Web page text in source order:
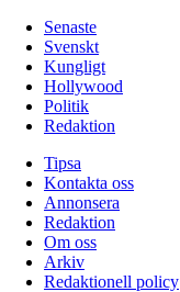
Senaste
Svenskt
Kungligt
Hollywood
Politik
Redaktion
Tipsa
Kontakta oss
Annonsera
Redaktion
Om oss
Arkiv
Redaktionell policy